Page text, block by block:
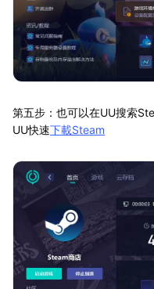
第五步：也可以在UU搜索
UU快速下載Steam